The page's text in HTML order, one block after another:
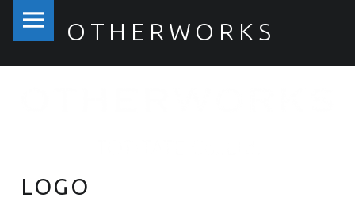
LOGO – OTHERWORKS
OTHERWORKS
PRIMARY MENU
LOGO